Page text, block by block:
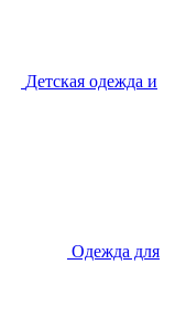
Детская одежда и
Одежда для